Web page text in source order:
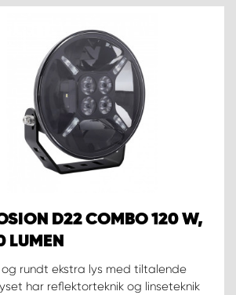
D22 COMBO 120 W,
LUMEN
og rundt ekstra lys med tiltalende
har reflektorteknik og linseteknik